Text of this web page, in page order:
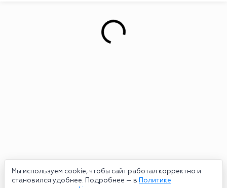
Мы используем cookie, чтобы сайт работал корректно и
становился удобнее. Подробнее — в Политике